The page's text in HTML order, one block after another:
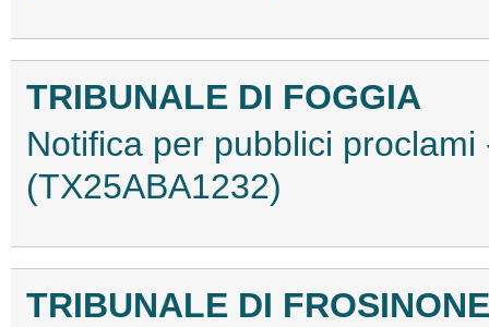
TRIBUNALE DI FOGGIA
Notifica per pubblici
(TX25ABA1232)
TRIBUNALE DI FROSINONE